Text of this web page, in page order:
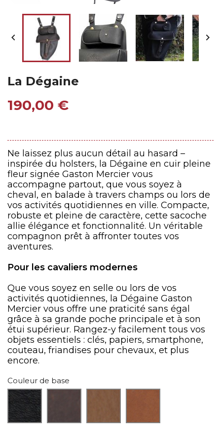
 
La Dégaine
190,00 €
Ne laissez plus aucun détail au hasard –
inspirée du holsters, la Dégaine en cuir pleine
fleur signée Gaston Mercier vous
accompagne partout, que vous soyez à
cheval, en balade à travers champs ou lors de
vos activités quotidiennes en ville. Compacte,
robuste et pleine de caractère, cette sacoche
allie élégance et fonctionnalité. Un véritable
compagnon prêt à affronter toutes vos
aventures.
Pour les cavaliers modernes
Que vous soyez en selle ou lors de vos
activités quotidiennes, la Dégaine Gaston
Mercier vous offre une praticité sans égal
grâce à sa grande poche principale et à son
étui supérieur. Rangez-y facilement tous vos
objets essentiels : clés, papiers, smartphone,
couteau, friandises pour chevaux, et plus
encore.
Couleur de base